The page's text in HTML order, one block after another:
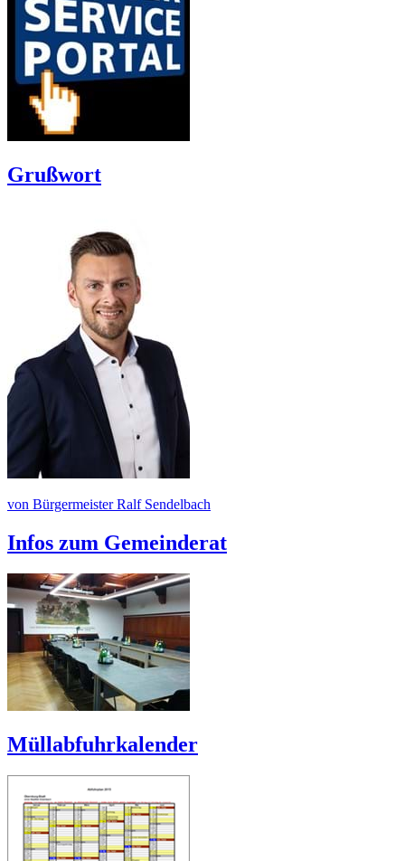
Grußwort
von Bürgermeister Ralf Sendelbach
Infos zum Gemeinderat
Müllabfuhrkalender